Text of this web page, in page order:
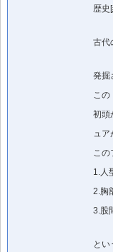
歴史
古代
発掘
こ
初頭
ュ
こ
1.人
2.胸
3.股
とい